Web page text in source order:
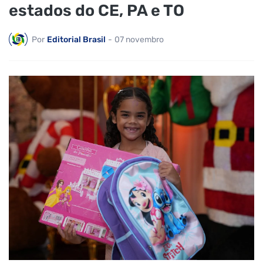
estados do CE, PA e TO
Por Editorial Brasil - 07 novembro